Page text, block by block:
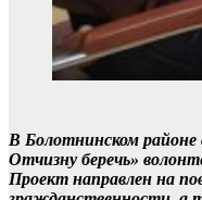
В Болотнинском районе
Отчизну беречь»
Проект направлен на